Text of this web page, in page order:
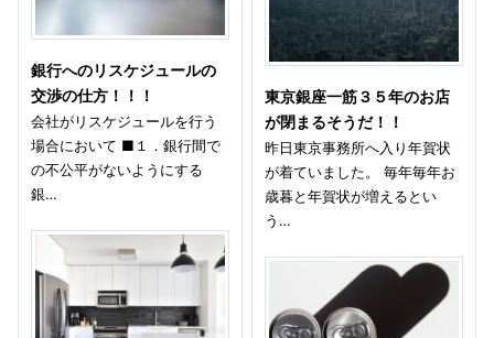
銀行へのリスケジュールの
交渉の仕方！！！
会社がリスケジュールを行う
場合において ■１．銀行間で
の不公平がないようにする
銀…
東京銀座一筋３５年のお店
が閉まるそうだ！！
昨日東京事務所へ入り年賀状
が着ていました。 毎年毎年お
歳暮と年賀状が増えるとい
う…